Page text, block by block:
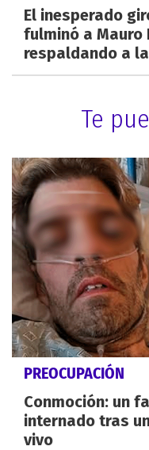
El inesperado
fulminó a Mauro
respaldando a
Te
PREOCUPACIÓN
Conmoción: un
internado tras
vivo